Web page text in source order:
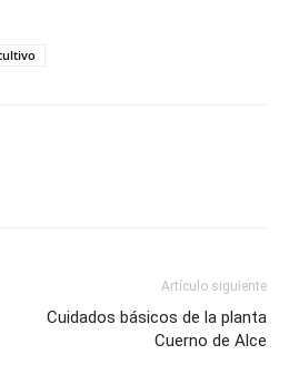
Artículo siguiente
Cuidados básicos de la planta
Cuerno de Alce